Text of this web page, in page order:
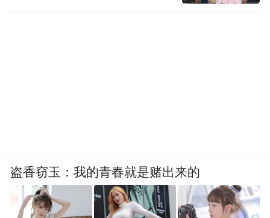
盗香窃玉：我的青春就是赌出来的